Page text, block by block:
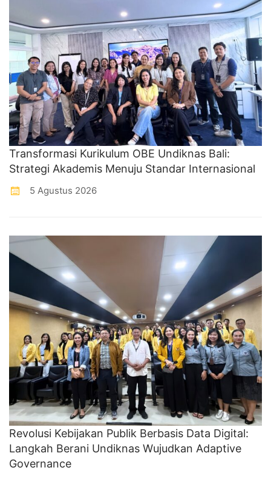
Transformasi Kurikulum OBE Undiknas Bali:
Strategi Akademis Menuju Standar Internasional
5 Agustus 2026
Revolusi Kebijakan Publik Berbasis Data Digital:
Langkah Berani Undiknas Wujudkan Adaptive
Governance